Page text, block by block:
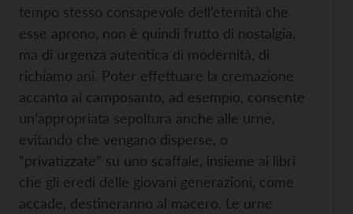
tempo stesso consapevole dell’eternità che
esse aprono, non è quindi frutto di nostalgia,
ma di urgenza autentica di modernità, di
richiamo ani. Poter effettuare la cremazione
accanto al camposanto, ad esempio, consente
un’appropriata sepoltura anche alle urne,
evitando che vengano disperse, o
“privatizzate” su uno scaffale, insieme ai libri
che gli eredi delle giovani generazioni, come
accade, destineranno al macero. Le urne